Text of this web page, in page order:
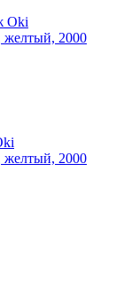
желтый, 2000